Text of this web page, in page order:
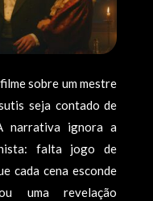
sobre um mestre
seja contado de
narrativa ignora a
falta jogo de
cada cena esconde
uma revelação